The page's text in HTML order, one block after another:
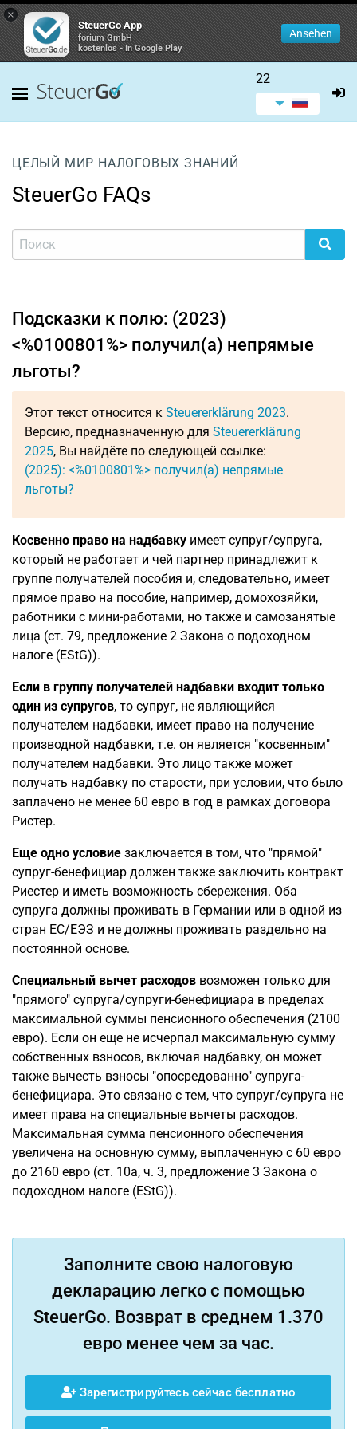
×
SteuerGo App
forium GmbH
kostenlos - In Google Play
Ansehen
22
ЦЕЛЫЙ МИР НАЛОГОВЫХ ЗНАНИЙ
SteuerGo FAQs
Подсказки к полю: (2023)
<%0100801%> получил(а) непрямые
льготы?
Этот текст относится к Steuererklärung 2023.
Версию, предназначенную для Steuererklärung
2025, Вы найдёте по следующей ссылке:
(2025): <%0100801%> получил(а) непрямые
льготы?
Косвенно право на надбавку имеет супруг/супруга,
который не работает и чей партнер принадлежит к
группе получателей пособия и, следовательно, имеет
прямое право на пособие, например, домохозяйки,
работники с мини-работами, но также и самозанятые
лица (ст. 79, предложение 2 Закона о подоходном
налоге (EStG)).
Если в группу получателей надбавки входит только
один из супругов, то супруг, не являющийся
получателем надбавки, имеет право на получение
производной надбавки, т.е. он является "косвенным"
получателем надбавки. Это лицо также может
получать надбавку по старости, при условии, что было
заплачено не менее 60 евро в год в рамках договора
Ристер.
Еще одно условие заключается в том, что "прямой"
супруг-бенефициар должен также заключить контракт
Риестер и иметь возможность сбережения. Оба
супруга должны проживать в Германии или в одной из
стран ЕС/ЕЭЗ и не должны проживать раздельно на
постоянной основе.
Специальный вычет расходов возможен только для
"прямого" супруга/супруги-бенефициара в пределах
максимальной суммы пенсионного обеспечения (2100
евро). Если он еще не исчерпал максимальную сумму
собственных взносов, включая надбавку, он может
также вычесть взносы "опосредованно" супруга-
бенефициара. Это связано с тем, что супруг/супруга не
имеет права на специальные вычеты расходов.
Максимальная сумма пенсионного обеспечения
увеличена на основную сумму, выплаченную с 60 евро
до 2160 евро (ст. 10a, ч. 3, предложение 3 Закона о
подоходном налоге (EStG)).
Заполните свою налоговую
декларацию легко с помощью
SteuerGo. Возврат в среднем 1.370
евро менее чем за час.
Зарегистрируйтесь сейчас бесплатно